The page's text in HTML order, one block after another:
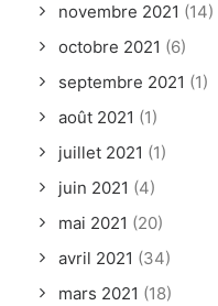
novembre 2021 (14)
octobre 2021 (6)
septembre 2021 (1)
août 2021 (1)
juillet 2021 (1)
juin 2021 (4)
mai 2021 (20)
avril 2021 (34)
mars 2021 (18)